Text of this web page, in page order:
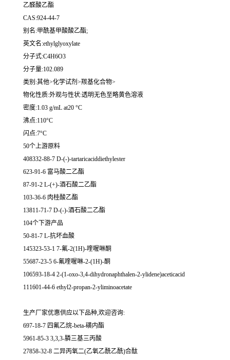
乙醛酸乙酯
CAS:924-44-7
别名:甲酰基甲酸酸乙酯;
英文名:ethylglyoxylate
分子式:C4H6O3
分子量:102.089
类别:其他>化学试剂>羰基化合物>
物化性质:外观与性状:透明无色至略黄色溶液
密度:1.03 g/mL at20 °C
沸点:110°C
闪点:7°C
50个上游原料
408332-88-7 D-(-)-tartaricaciddiethylester
623-91-6 富马酸二乙酯
87-91-2 L-(+)-酒石酸二乙酯
103-36-6 肉桂酸乙酯
13811-71-7 D-(-)-酒石酸二乙酯
104个下游产品
50-81-7 L-抗坏血酸
145323-53-1 7-氟-2(1H)-喹喔啉酮
55687-23-5 6-氟喹喔啉-2-(1H)-酮
106593-18-4 2-(1-oxo-3,4-dihydronaphthalen-2-ylidene)aceticacid
111601-44-6 ethyl2-propan-2-yliminoacetate
生产厂家优惠供应以下品种,欢迎咨询:
697-18-7 四氟乙烷-beta-磺内酯
5961-85-3 3,3,3-膦三基三丙酸
27858-32-8 二异丙氧二(乙氧乙酰乙酰)合酞